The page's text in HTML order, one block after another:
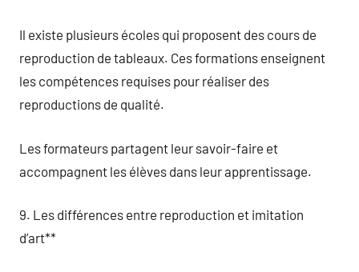
Il existe plusieurs écoles qui proposent des cours de
reproduction de tableaux. Ces formations enseignent
les compétences requises pour réaliser des
reproductions de qualité.
Les formateurs partagent leur savoir-faire et
accompagnent les élèves dans leur apprentissage.
9. Les différences entre reproduction et imitation
d’art**